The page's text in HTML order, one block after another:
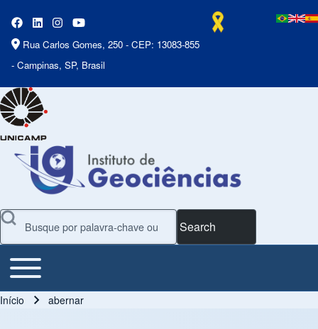
Rua Carlos Gomes, 250 - CEP: 13083-855
- Campinas, SP, Brasil
Search
Main Menu
Toggle main menu
Início abernar